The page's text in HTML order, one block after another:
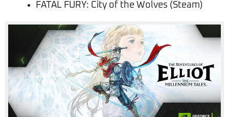
FATAL FURY: City of the Wolves (Steam)